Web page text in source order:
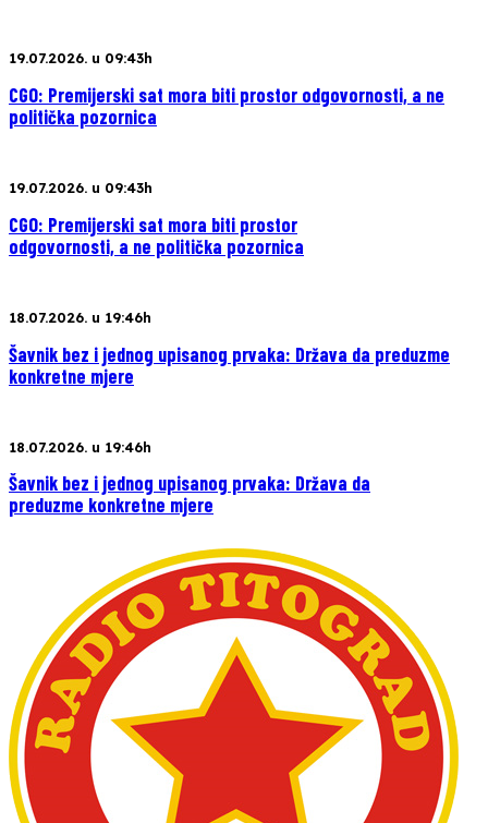
19.07.2026. u 09:43h
CGO: Premijerski sat mora biti prostor odgovornosti, a ne
politička pozornica
19.07.2026. u 09:43h
CGO: Premijerski sat mora biti prostor
odgovornosti, a ne politička pozornica
18.07.2026. u 19:46h
Šavnik bez i jednog upisanog prvaka: Država da preduzme
konkretne mjere
18.07.2026. u 19:46h
Šavnik bez i jednog upisanog prvaka: Država da
preduzme konkretne mjere